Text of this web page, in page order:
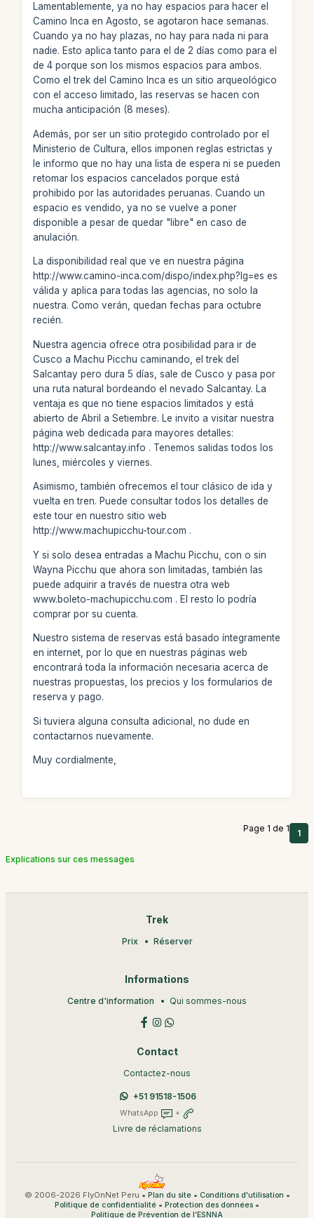
Lamentablemente, ya no hay espacios para hacer el
Camino Inca en Agosto, se agotaron hace semanas.
Cuando ya no hay plazas, no hay para nada ni para
nadie. Esto aplica tanto para el de 2 días como para el
de 4 porque son los mismos espacios para ambos.
Como el trek del Camino Inca es un sitio arqueológico
con el acceso limitado, las reservas se hacen con
mucha anticipación (8 meses).
Además, por ser un sitio protegido controlado por el
Ministerio de Cultura, ellos imponen reglas estrictas y
le informo que no hay una lista de espera ni se pueden
retomar los espacios cancelados porque está
prohibido por las autoridades peruanas. Cuando un
espacio es vendido, ya no se vuelve a poner
disponible a pesar de quedar "libre" en caso de
anulación.
La disponibilidad real que ve en nuestra página
http://www.camino-inca.com/dispo/index.php?lg=es es
válida y aplica para todas las agencias, no solo la
nuestra. Como verán, quedan fechas para octubre
recién.
Nuestra agencia ofrece otra posibilidad para ir de
Cusco a Machu Picchu caminando, el trek del
Salcantay pero dura 5 días, sale de Cusco y pasa por
una ruta natural bordeando el nevado Salcantay. La
ventaja es que no tiene espacios limitados y está
abierto de Abril a Setiembre. Le invito a visitar nuestra
página web dedicada para mayores detalles:
http://www.salcantay.info . Tenemos salidas todos los
lunes, miércoles y viernes.
Asimismo, también ofrecemos el tour clásico de ida y
vuelta en tren. Puede consultar todos los detalles de
este tour en nuestro sitio web
http://www.machupicchu-tour.com .
Y si solo desea entradas a Machu Picchu, con o sin
Wayna Picchu que ahora son limitadas, también las
puede adquirir a través de nuestra otra web
www.boleto-machupicchu.com . El resto lo podría
comprar por su cuenta.
Nuestro sistema de reservas está basado íntegramente
en internet, por lo que en nuestras páginas web
encontrará toda la información necesaria acerca de
nuestras propuestas, los precios y los formularios de
reserva y pago.
Si tuviera alguna consulta adicional, no dude en
contactarnos nuevamente.
Muy cordialmente,
Page 1 de 1 1
Explications sur ces messages
Trek
Prix Réserver
Informations
Centre d'information Qui sommes-nous
Contact
Contactez-nous
+51 91518-1506
WhatsApp +
Livre de réclamations
© 2006-2026 FlyOnNet Peru • Plan du site• Conditions d'utilisation •
Politique de confidentialité • Protection des données •
Politique de Prévention de l’ESNNA